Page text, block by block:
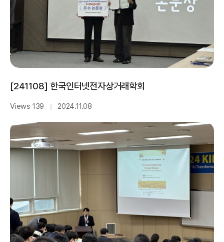
[241108] 한국인터넷전자상거래학회
Views 139 ｜ 2024.11.08